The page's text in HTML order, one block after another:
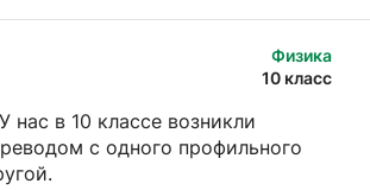
Физика
10 класс
нас в 10 классе возникли
с одного профильного